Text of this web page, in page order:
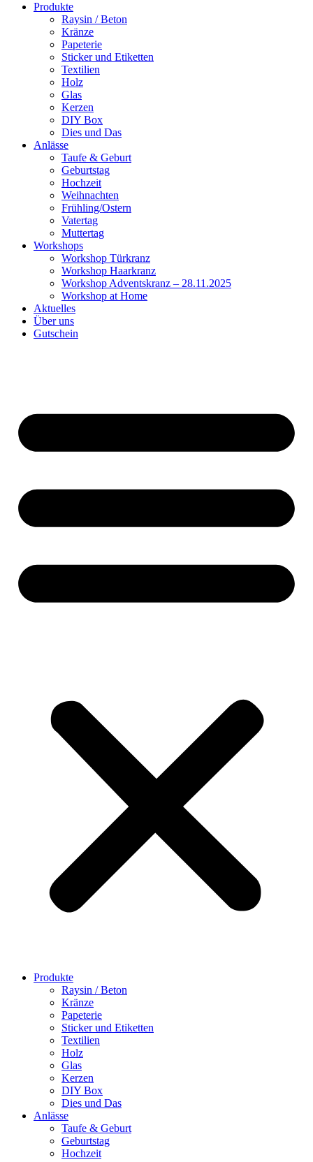
Produkte
Raysin / Beton
Kränze
Papeterie
Sticker und Etiketten
Textilien
Holz
Glas
Kerzen
DIY Box
Dies und Das
Anlässe
Taufe & Geburt
Geburtstag
Hochzeit
Weihnachten
Frühling/Ostern
Vatertag
Muttertag
Workshops
Workshop Türkranz
Workshop Haarkranz
Workshop Adventskranz – 28.11.2025
Workshop at Home
Aktuelles
Über uns
Gutschein
Produkte
Raysin / Beton
Kränze
Papeterie
Sticker und Etiketten
Textilien
Holz
Glas
Kerzen
DIY Box
Dies und Das
Anlässe
Taufe & Geburt
Geburtstag
Hochzeit